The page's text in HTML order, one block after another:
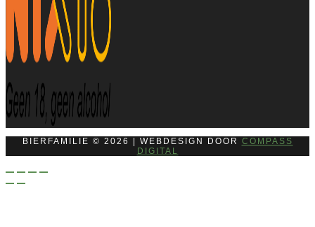
BIERFAMILIE © 2026 | WEBDESIGN DOOR COMPASS
DIGITAL